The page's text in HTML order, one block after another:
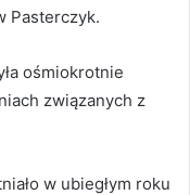
Pasterczyk.
ośmiokrotnie
związanych z
w ubiegłym roku